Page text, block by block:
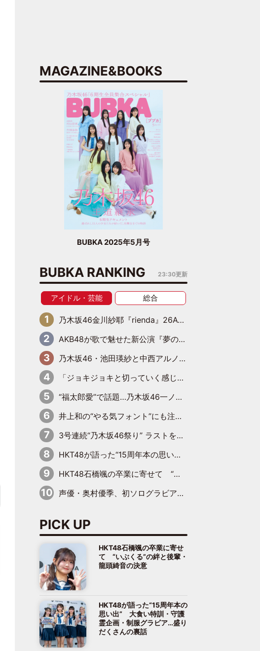
MAGAZINE&BOOKS
BUBKA 2025年5月号
BUBKA RANKING 23:30更新
アイドル・芸能 総合
乃木坂46金川紗耶『rienda』26AW LOOKモデルに就任
AKB48が歌で魅せた新公演『夢のポップスター』 初日から全身全霊のステージ
乃木坂46・池田瑛紗と中西アルノが「真冬のかき氷」騒動で火花散らす！ 因縁の裏にあるのは、逆境をともに“凌”ぐ似た者同士の絆
「ジョキジョキと切っていく感じ」STU48中村舞、新しい挑戦は自らの手で
“福太郎愛”で話題…乃木坂46一ノ瀬美空、地元福岡『めんべい25周年トップサポーター』に就任
井上和の“やる気フォント”にも注目 乃木坂46が挑んだ書道パフォーマンスの舞台裏
3号連続“乃木坂46祭り” ラストを飾るのは賀喜遥香…5年ぶりの登場に「5年分大人になった私を見ていただけたら」
HKT48が語った“15周年本の思い出” 大食い特訓・守護霊企画・制服グラビア…盛りだくさんの裏話
HKT48石橋颯の卒業に寄せて “いぶくる”の絆と後輩・龍頭綺音の決意
声優・奥村優季、初ソログラビアで初ソロ表紙を飾る！ 初めて見せる表情や、声優を志したきっかけなどを語った必読のインタビューを掲載
PICK UP
HKT48石橋颯の卒業に寄せ
て “いぶくる”の絆と後輩・
龍頭綺音の決意
HKT48が語った“15周年本の
思い出” 大食い特訓・守護
霊企画・制服グラビア…盛り
だくさんの裏話